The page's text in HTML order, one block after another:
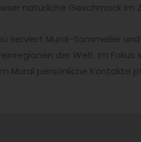
natürliche Geschmack im
serviert Mural-Sommelier
der Welt. Im
Mural persönliche Kontakte